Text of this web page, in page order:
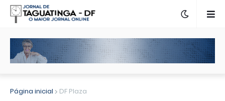
Página inicial DF Plaza